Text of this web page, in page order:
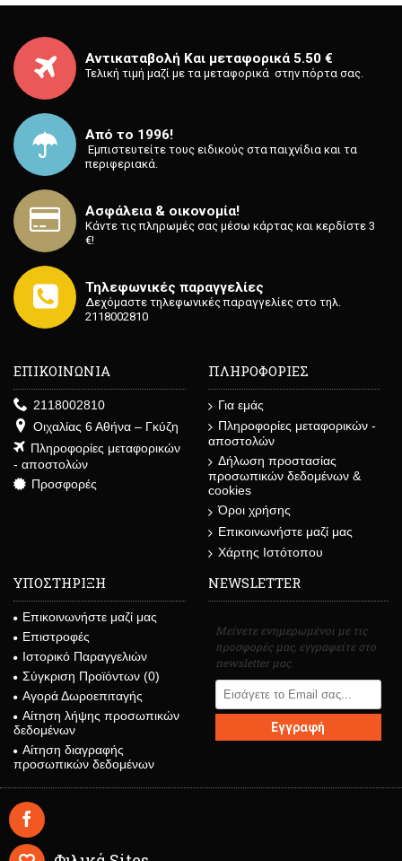
Αντικαταβολή Και μεταφορικά 5.50 €
Τελική τιμή μαζί με τα μεταφορικά στην πόρτα σας.
Από το 1996!
⁡ Εμπιστευτείτε τους ειδικούς στα παιχνίδια και τα
περιφεριακά.
Ασφάλεια & οικονομία!
Κάντε τις πληρωμές σας μέσω κάρτας και κερδίστε 3
€!
Τηλεφωνικές παραγγελίες
Δεχόμαστε τηλεφωνικές παραγγελίες στο τηλ.
2118002810
ΕΠΙΚΟΙΝΩΝΙΑ
2118002810
Οιχαλίας 6 Αθήνα – Γκύζη
Πληροφορίες μεταφορικών
- αποστολών
Προσφορές
ΠΛΗΡΟΦΟΡΙΕΣ
Για εμάς
Πληροφορίες μεταφορικών -
αποστολών
Δήλωση προστασίας
προσωπικών δεδομένων &
cookies
Όροι χρήσης
Επικοινωνήστε μαζί μας
Χάρτης Ιστότοπου
ΥΠΟΣΤΗΡΙΞΗ
Επικοινωνήστε μαζί μας
Επιστροφές
Ιστορικό Παραγγελιών
Σύγκριση Προϊόντων (0)
Αγορά Δωροεπιταγής
Αίτηση λήψης προσωπικών
δεδομένων
Αίτηση διαγραφής
προσωπικών δεδομένων
NEWSLETTER
Μείνετε ενημερωμένοι με τις
προσφορές μας, εγγραφείτε στο
newsletter μας.
Εγγραφή